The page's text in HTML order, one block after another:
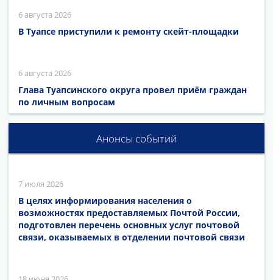
6 августа 2026
В Туапсе приступили к ремонту скейт-площадки
6 августа 2026
Глава Туапсинского округа провел приём граждан
по личным вопросам
Анонсы событий
7 июля 2026
В целях информирования населения о
возможностях предоставляемых Почтой России,
подготовлен перечень основных услуг почтовой
связи, оказываемых в отделении почтовой связи